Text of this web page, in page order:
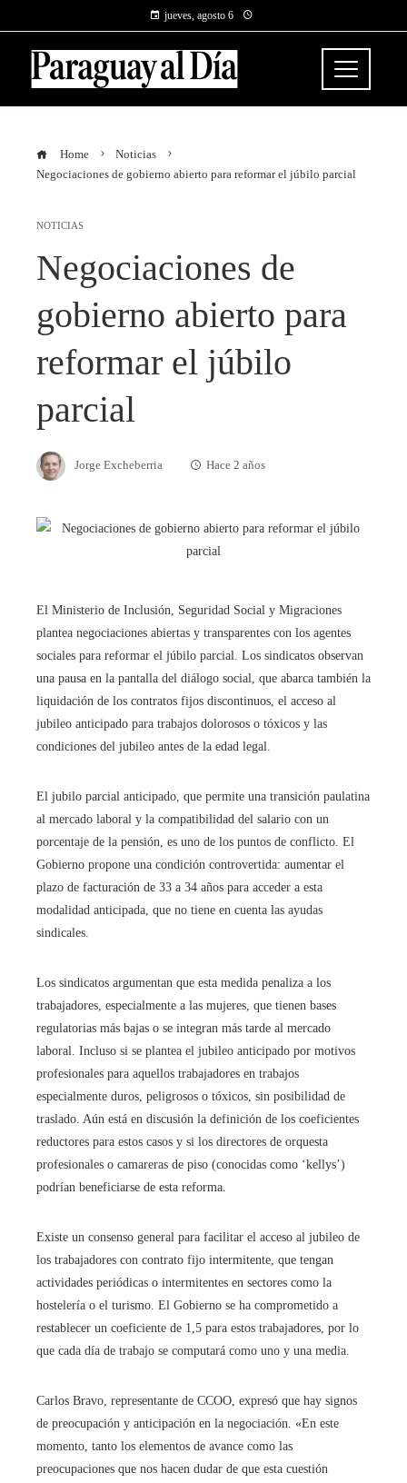
jueves, agosto 6
Home
Noticias
Negociaciones de gobierno abierto para reformar el júbilo parcial
NOTICIAS
Negociaciones de
gobierno abierto para
reformar el júbilo
parcial
Jorge Excheberria Hace 2 años
El Ministerio de Inclusión, Seguridad Social y Migraciones
plantea negociaciones abiertas y transparentes con los agentes
sociales para reformar el júbilo parcial. Los sindicatos observan
una pausa en la pantalla del diálogo social, que abarca también la
liquidación de los contratos fijos discontinuos, el acceso al
jubileo anticipado para trabajos dolorosos o tóxicos y las
condiciones del jubileo antes de la edad legal.
El jubilo parcial anticipado, que permite una transición paulatina
al mercado laboral y la compatibilidad del salario con un
porcentaje de la pensión, es uno de los puntos de conflicto. El
Gobierno propone una condición controvertida: aumentar el
plazo de facturación de 33 a 34 años para acceder a esta
modalidad anticipada, que no tiene en cuenta las ayudas
sindicales.
Los sindicatos argumentan que esta medida penaliza a los
trabajadores, especialmente a las mujeres, que tienen bases
regulatorias más bajas o se integran más tarde al mercado
laboral. Incluso si se plantea el jubileo anticipado por motivos
profesionales para aquellos trabajadores en trabajos
especialmente duros, peligrosos o tóxicos, sin posibilidad de
traslado. Aún está en discusión la definición de los coeficientes
reductores para estos casos y si los directores de orquesta
profesionales o camareras de piso (conocidas como ‘kellys’)
podrían beneficiarse de esta reforma.
Existe un consenso general para facilitar el acceso al jubileo de
los trabajadores con contrato fijo intermitente, que tengan
actividades periódicas o intermitentes en sectores como la
hostelería o el turismo. El Gobierno se ha comprometido a
restablecer un coeficiente de 1,5 para estos trabajadores, por lo
que cada día de trabajo se computará como uno y una media.
Carlos Bravo, representante de CCOO, expresó que hay signos
de preocupación y anticipación en la negociación. «En este
momento, tanto los elementos de avance como las
preocupaciones que nos hacen dudar de que esta cuestión